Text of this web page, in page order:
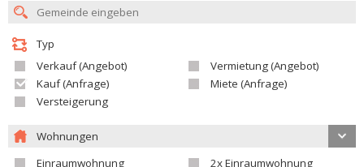
Typ
Verkauf (Angebot)
Vermietung (Angebot)
Kauf (Anfrage)
Miete (Anfrage)
Versteigerung
Wohnungen
Einraumwohnung
2x Einraumwohnung